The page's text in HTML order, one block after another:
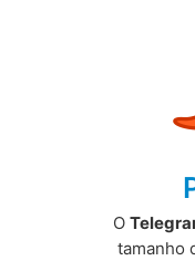
O
tamanho